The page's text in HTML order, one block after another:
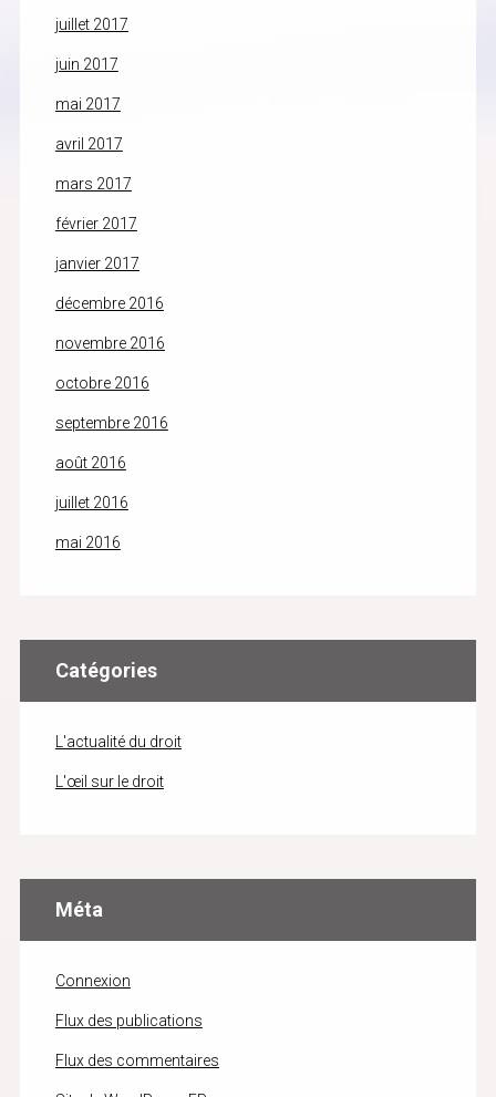
juillet 2017
juin 2017
mai 2017
avril 2017
mars 2017
février 2017
janvier 2017
décembre 2016
novembre 2016
octobre 2016
septembre 2016
août 2016
juillet 2016
mai 2016
Catégories
L'actualité du droit
L'œil sur le droit
Méta
Connexion
Flux des publications
Flux des commentaires